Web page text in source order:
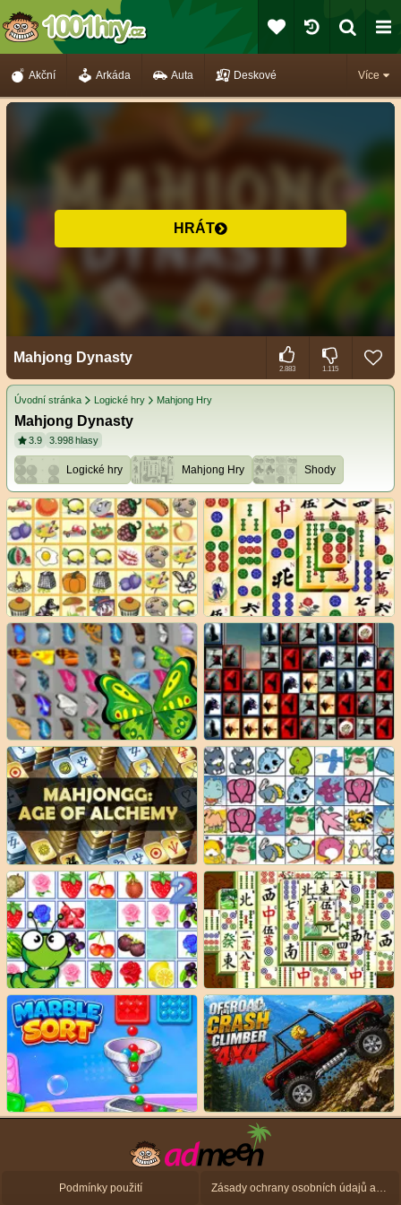
Více
Akční Arkáda Auta Deskové
HRÁT
Mahjong Dynasty
2.883 1.115
Úvodní stránka Logické hry Mahjong Hry
Mahjong Dynasty
3.9 3.998 hlasy
Logické hry Mahjong Hry Shody
Podmínky použití Zásady ochrany osobních údajů a zásady použití souborů cookie